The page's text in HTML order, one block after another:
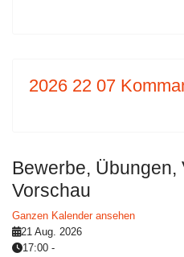
2026 22 07
Bewerbe, Übungen,
Vorschau
Ganzen Kalender ansehen
21 Aug. 2026
17:00 -